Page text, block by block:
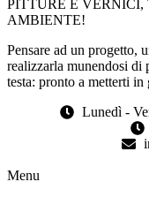
PITTURE E
AMBIENTE!
Pensare ad un progetto,
realizzarla munendosi di
testa: pronto a metterti in
Lunedì -
Menu